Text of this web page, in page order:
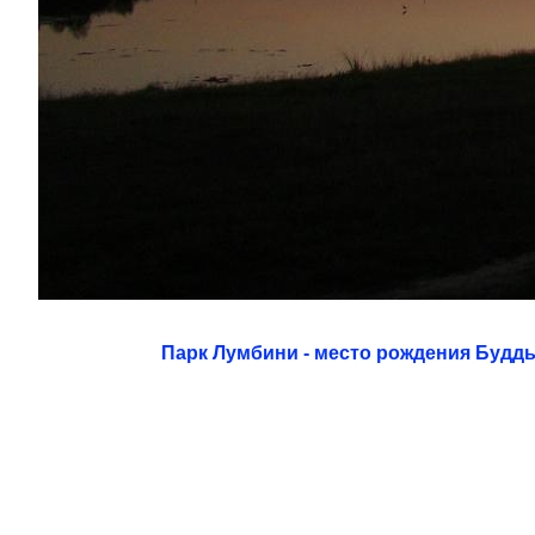
Парк Лумбини - место рождения